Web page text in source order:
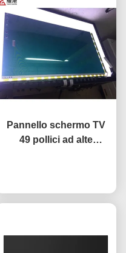
Pannello schermo TV
49 pollici ad alte